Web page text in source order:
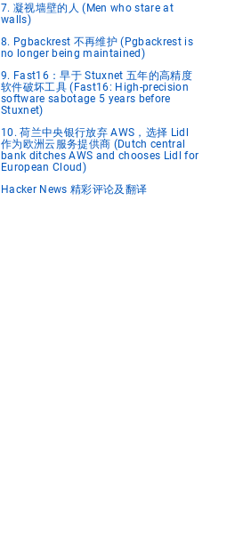
7. 凝视墙壁的人 (Men who stare at
walls)
8. Pgbackrest 不再维护 (Pgbackrest is
no longer being maintained)
9. Fast16：早于 Stuxnet 五年的高精度
软件破坏工具 (Fast16: High-precision
software sabotage 5 years before
Stuxnet)
10. 荷兰中央银行放弃 AWS，选择 Lidl
作为欧洲云服务提供商 (Dutch central
bank ditches AWS and chooses Lidl for
European Cloud)
Hacker News 精彩评论及翻译